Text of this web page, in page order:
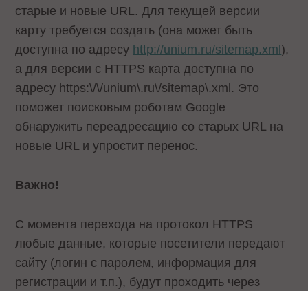
старые и новые URL. Для текущей версии
карту требуется создать (она может быть
доступна по адресу http://unium.ru/sitemap.xml),
а для версии с HTTPS карта доступна по
адресу https:\/\/unium\.ru\/sitemap\.xml . Это
поможет поисковым роботам Google
обнаружить переадресацию со старых URL на
новые URL и упростит перенос.
Важно!
С момента перехода на протокол HTTPS
любые данные, которые посетители передают
сайту (логин с паролем, информация для
регистрации и т.п.), будут проходить через